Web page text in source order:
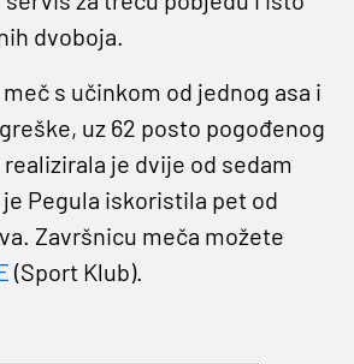
dvoboja.
s učinkom od jednog asa i
uz 62 posto pogođenog
je dvije od sedam
Pegula iskoristila pet od
Završnicu meča možete
(Sport Klub).